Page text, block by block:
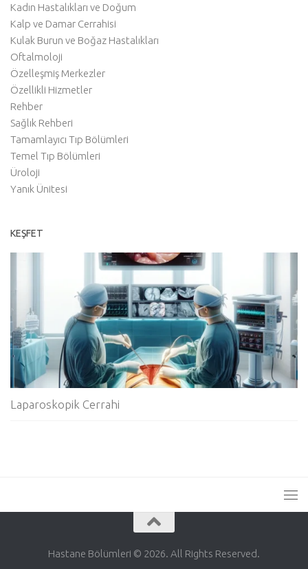
Kadın Hastalıkları ve Doğum
Kalp ve Damar Cerrahisi
Kulak Burun ve Boğaz Hastalıkları
Oftalmoloji
Özelleşmiş Merkezler
Özellikli Hizmetler
Rehber
Sağlık Rehberi
Tamamlayıcı Tıp Bölümleri
Temel Tıp Bölümleri
Üroloji
Yanık Ünitesi
KEŞFET
Laparoskopik Cerrahi
Hastane Bölümleri © 2026. All Rights Reserved.